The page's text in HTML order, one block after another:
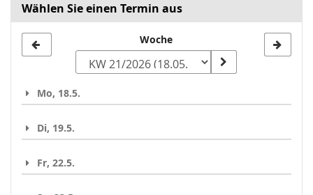
Wählen Sie einen Termin aus
zur
auswählen
Woche
Mo, 18.5.
Di, 19.5.
Fr, 22.5.